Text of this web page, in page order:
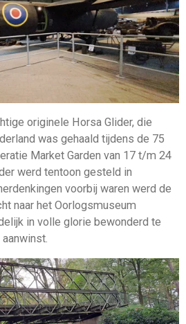
originele Horsa Glider, die
was gehaald tijdens de 75
Market Garden van 17 t/m 24
werd tentoon gesteld in
voorbij waren werd de
naar het Oorlogsmuseum
in volle glorie bewonderd te